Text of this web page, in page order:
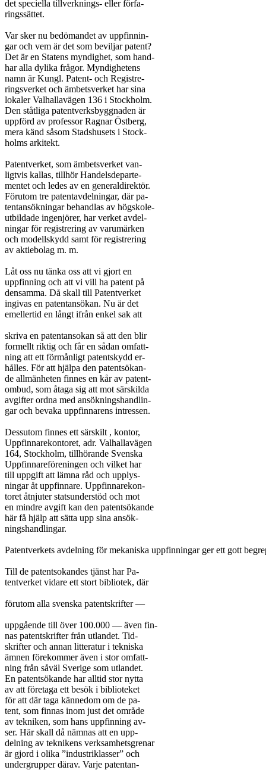
det speciella tillverknings- eller förfa-
ringssättet.
Var sker nu bedömandet av uppfinnin-
gar och vem är det som beviljar patent?
Det är en Statens myndighet, som hand-
har alla dylika frågor. Myndighetens
namn är Kungl. Patent- och Registre-
ringsverket och ämbetsverket har sina
lokaler Valhallavägen 136 i Stockholm.
Den ståtliga patentverksbyggnaden är
uppförd av professor Ragnar Östberg,
mera känd såsom Stadshusets i Stock-
holms arkitekt.
Patentverket, som ämbetsverket van-
ligtvis kallas, tillhör Handelsdeparte-
mentet och ledes av en generaldirektör.
Förutom tre patentavdelningar, där pa-
tentansökningar behandlas av högskole-
utbildade ingenjörer, har verket avdel-
ningar för registrering av varumärken
och modellskydd samt för registrering
av aktiebolag m. m.
Låt oss nu tänka oss att vi gjort en
uppfinning och att vi vill ha patent på
densamma. Då skall till Patentverket
ingivas en patentansökan. Nu är det
emellertid en långt ifrån enkel sak att
skriva en patentansokan så att den blir
formellt riktig och får en sådan omfatt-
ning att ett förmånligt patentskydd er-
hålles. För att hjälpa den patentsökan-
de allmänheten finnes en kår av patent-
ombud, som åtaga sig att mot särskilda
avgifter ordna med ansökningshandlin-
gar och bevaka uppfinnarens intressen.
Dessutom finnes ett särskilt , kontor,
Uppfinnarekontoret, adr. Valhallavägen
164, Stockholm, tillhörande Svenska
Uppfinnareföreningen och vilket har
till uppgift att lämna råd och upplys-
ningar åt uppfinnare. Uppfinnarekon-
toret åtnjuter statsunderstöd och mot
en mindre avgift kan den patentsökande
här få hjälp att sätta upp sina ansök-
ningshandlingar.
Patentverkets avdelning för mekaniska uppfinningar ger ett gott
Till de patentsokandes tjänst har Pa-
tentverket vidare ett stort bibliotek, där
förutom alla svenska patentskrifter —
uppgående till över 100.000 — även fin-
nas patentskrifter från utlandet. Tid-
skrifter och annan litteratur i tekniska
ämnen förekommer även i stor omfatt-
ning från såväl Sverige som utlandet.
En patentsökande har alltid stor nytta
av att företaga ett besök i biblioteket
för att där taga kännedom om de pa-
tent, som finnas inom just det område
av tekniken, som hans uppfinning av-
ser. Här skall då nämnas att en upp-
delning av teknikens verksamhetsgrenar
är gjord i olika ”industriklasser” och
undergrupper därav. Varje patentan-